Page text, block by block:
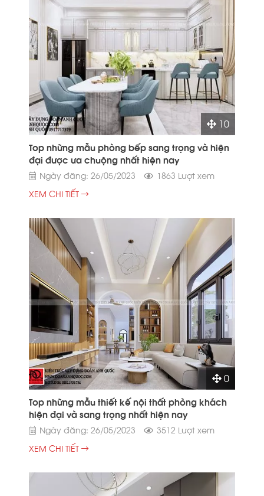
10
Top những mẫu phòng bếp sang trọng và hiện
đại được ưa chuộng nhất hiện nay
Ngày đăng: 26/05/2023
1863 Lượt xem
XEM CHI TIẾT
0
Top những mẫu thiết kế nội thất phòng khách
hiện đại và sang trọng nhất hiện nay
Ngày đăng: 26/05/2023
3512 Lượt xem
XEM CHI TIẾT